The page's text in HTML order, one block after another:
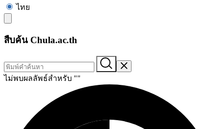
ไทย
สืบค้น Chula.ac.th
ไม่พบผลลัพธ์สำหรับ ""